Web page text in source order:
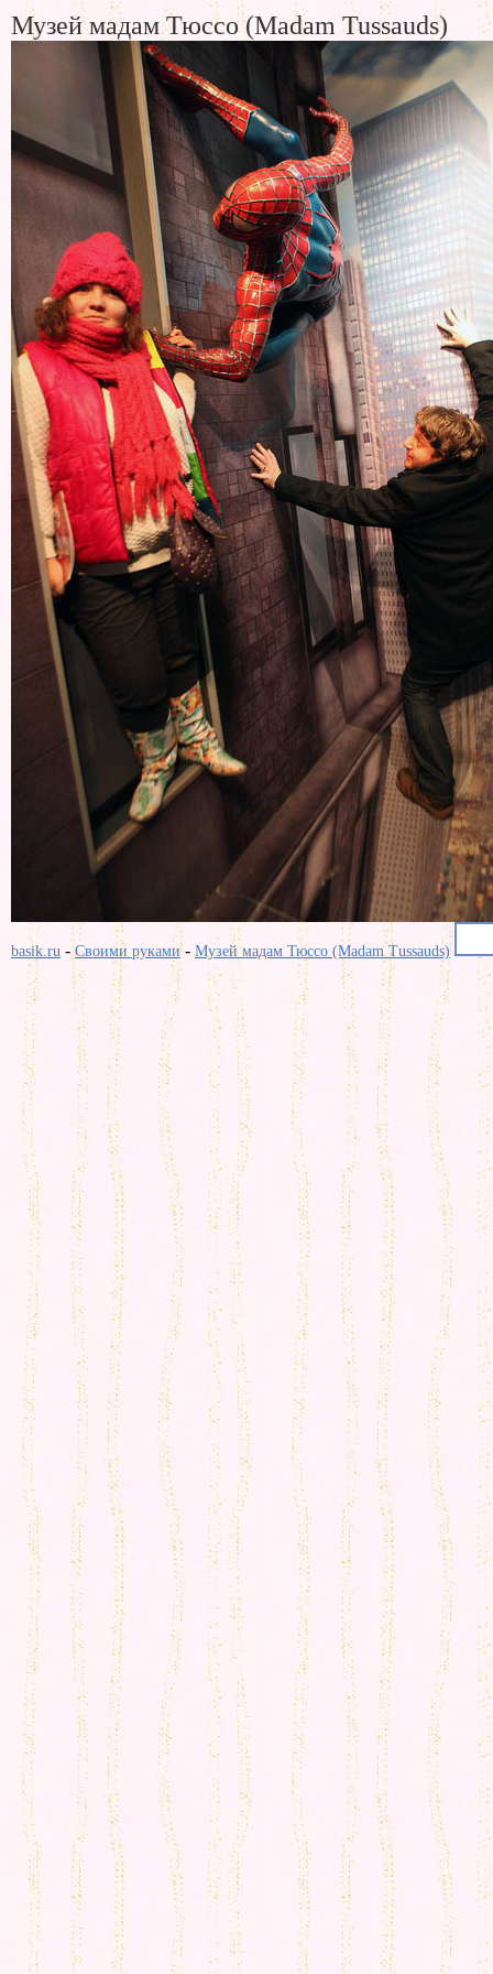
Музей мадам Тюссо (Madam Tussauds)
basik.ru -Своими руками- Музей мадам Тюссо (Madam Tussauds)